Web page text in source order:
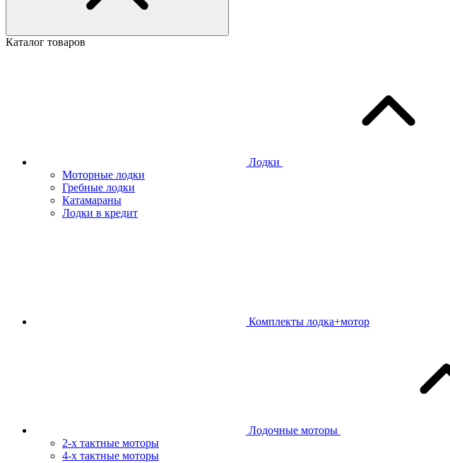
Каталог товаров
Лодки
Моторные лодки
Гребные лодки
Катамараны
Лодки в кредит
Комплекты лодка+мотор
Лодочные моторы
2-х тактные моторы
4-х тактные моторы